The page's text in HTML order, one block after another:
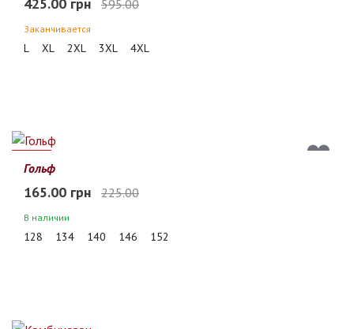
595.00
Заканчивается
L XL 2XL 3XL 4XL
27%
Гольф
165.00 грн 225.00
В наличии
128 134 140 146 152